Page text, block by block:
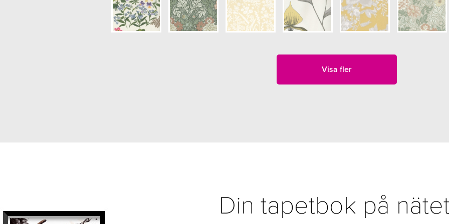
Visa fler
Din tapetbok på